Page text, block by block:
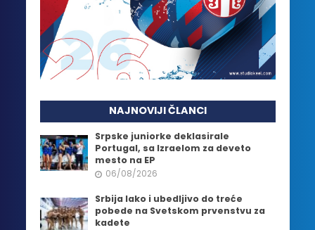
NAJNOVIJI ČLANCI
Srpske juniorke deklasirale
Portugal, sa Izraelom za deveto
mesto na EP
06/08/2026
Srbija lako i ubedljivo do treće
pobede na Svetskom prvenstvu za
kadete